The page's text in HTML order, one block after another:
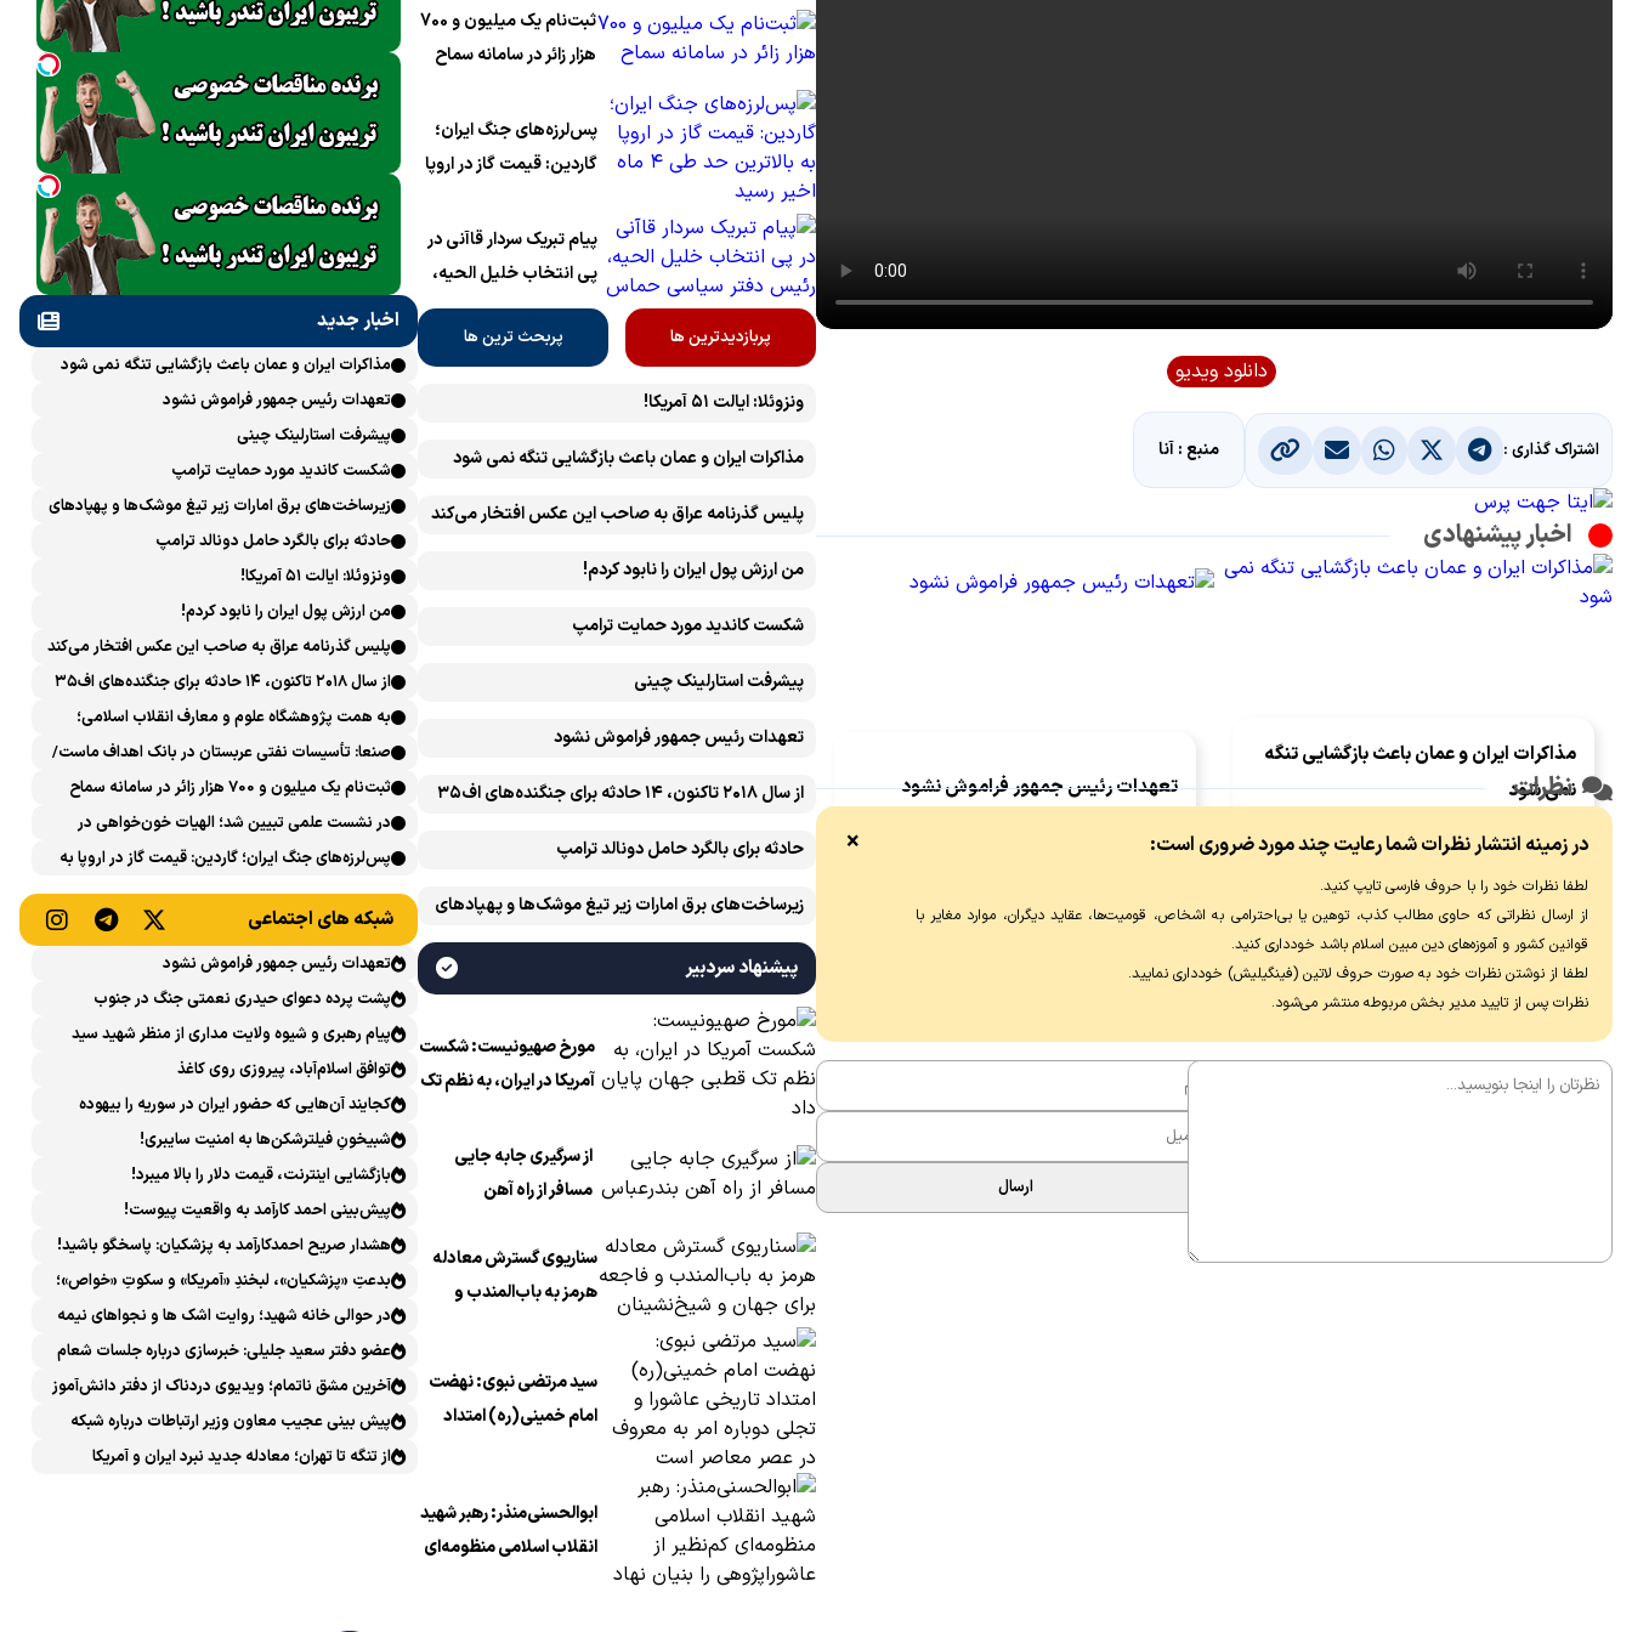
دانلود ویدیو
اشتراک گذاری : منبع : آنا
اخبار پیشنهادی
مذاکرات ایران و عمان باعث بازگشایی تنگه
نمی شود
مذاکرات ایران با عمان درباره ترتیبات آتی تنگه
هرمز از همان اولین روزهای بعد از آتش‌بس در
۱۹ فروردین شروع شد و متعاقب تفاهم خاتمه
جنگ ۲۸ خرداد، وارد مرحله جدی‌تری شد.
تعهدات رئیس جمهور فراموش نشود نظرات
در زمینه انتشار نظرات شما رعایت چند مورد ضروری است:
لطفا نظرات خود را با حروف فارسی تایپ کنید.
از ارسال نظراتی که حاوی مطالب کذب، توهین یا بی‌احترامی به اشخاص، قومیت‌ها، عقاید دیگران، موارد مغایر با
قوانین کشور و آموزه‌های دین مبین اسلام باشد خودداری کنید.
لطفا از نوشتن نظرات خود به صورت حروف لاتین (فینگیلیش) خودداری نماييد.
نظرات پس از تایید مدیر بخش مربوطه منتشر می‌شود.
×
ارسال
می‌دهیم
ثبت‌نام یک میلیون و 700
هزار زائر در سامانه سماح ‌
پس‌لرزه‌های جنگ ایران؛
گاردین: قیمت گاز در اروپا
اخیر رسید
پیام تبریک سردار قاآنی در
پی انتخاب خلیل الحیه،
رئیس دفتر سیاسی حماس
پربازدیدترین ها پربحث ترین ها
ونزوئلا: ایالت ۵۱ آمریکا!
مذاکرات ایران و عمان باعث بازگشایی تنگه نمی شود
پلیس گذرنامه عراق به صاحب این عکس افتخار می‌کند
من ارزش پول ایران را نابود کردم!
شکست کاندید مورد حمایت ترامپ
پیشرفت ‏استارلینک چینی
تعهدات رئیس جمهور فراموش نشود
از سال ۲۰۱۸ تاکنون، ۱۴ حادثه برای جنگنده‌های اف۳۵
حادثه برای بالگرد حامل دونالد ترامپ
زیرساخت‌های برق امارات زیر تیغ موشک‌ها و پهپادهای
ایران است
پیشنهاد سردبیر
مورخ صهیونیست: شکست
آمریکا در ایران، به نظم تک
از سرگیری جابه جایی
مسافر از راه آهن
سناریوی گسترش معادله
هرمز به باب‌المندب و
سید مرتضی نبوی: نهضت
امام خمینی(ره) امتداد
عصر معاصر است
ابوالحسنی‌منذر: رهبر شهید
انقلاب اسلامی منظومه‌ای
اخبار جدید
مذاکرات ایران و عمان باعث بازگشایی تنگه نمی شود
تعهدات رئیس جمهور فراموش نشود
پیشرفت ‏استارلینک چینی
شکست کاندید مورد حمایت ترامپ
زیرساخت‌های برق امارات زیر تیغ موشک‌ها و پهپادهای
ایران است
حادثه برای بالگرد حامل دونالد ترامپ
ونزوئلا: ایالت ۵۱ آمریکا!
من ارزش پول ایران را نابود کردم!
پلیس گذرنامه عراق به صاحب این عکس افتخار می‌کند
از سال ۲۰۱۸ تاکنون، ۱۴ حادثه برای جنگنده‌های اف۳۵
آمریکایی رخ داده است
به همت پژوهشگاه علوم و معارف انقلاب اسلامی؛
نشست علمی «اربعین حسینی در منظومه فکری رهبر
شهید، امام خامنه‌ای» برگزار می‌شود
صنعا: تأسیسات نفتی عربستان در بانک اهداف ماست/
پاسخی محکم می‌دهیم
ثبت‌نام یک میلیون و 700 هزار زائر در سامانه سماح ‌
در نشست علمی تبیین شد؛ الهیات خون‌خواهی در
اسلام و تشیع؛ انتقام، عدالت، بازدارندگی و مقابله با
پس‌لرزه‌های جنگ ایران؛ گاردین: قیمت گاز در اروپا به
بالاترین حد طی ۴ ماه اخیر رسید
شبکه های اجتماعی
تعهدات رئیس جمهور فراموش نشود
پشت پرده دعوای حیدری نعمتی جنگ در جنوب
پیام رهبری و شیوه ولایت مداری از منظر شهید سید
حسن نصرالله
توافق اسلام‌آباد، پیروزی روی کاغذ
کجایند آن‌هایی که حضور ایران در سوریه را بیهوده
میدانستند؟
شبیخونِ فیلترشکن‌ها به امنیت سایبری!
بازگشایی اینترنت، قیمت دلار را بالا میبرد!
پیش‌بینی احمد کارآمد به واقعیت پیوست!
هشدار صریح احمدکارآمد به پزشکیان: پاسخگو باشید!
بدعتِ «پزشکیان»، لبخندِ «آمریکا» و سکوتِ «خواص»؛
سیرکِ قانون‌گریزی در روز روشن!
در حوالی خانه شهید؛ روایت اشک ها و نجواهای نیمه
شب
عضو دفتر سعید جلیلی: خبرسازی درباره جلسات شعام
خلاف امنیت ملی است
آخرین مشق ناتمام؛ ویدیوی دردناک از دفتر دانش‌آموز
شهید مینابی پربازدید شد
پیش بینی عجیب معاون وزیر ارتباطات درباره شبکه
ملی اطلاعات که محقق هم نشد!
از تنگه تا تهران؛ معادله جدید نبرد ایران و آمریکا